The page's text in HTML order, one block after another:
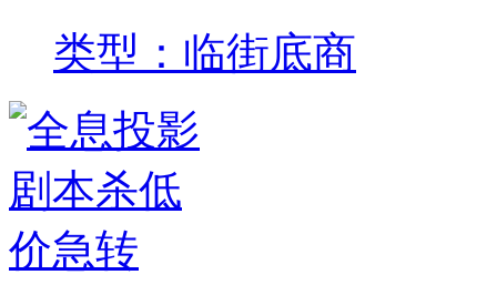
类型：临街底商